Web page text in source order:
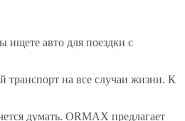
ищете авто для поездки с
на все случаи жизни. К
думать. ORMAX предлагает